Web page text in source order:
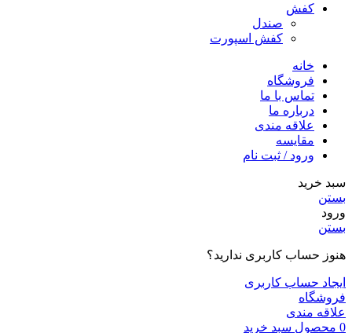
کفش
صندل
کفش اسپورت
خانه
فروشگاه
تماس با ما
درباره ما
علاقه مندی
مقایسه
ورود / ثبت نام
سبد خرید
بستن
ورود
بستن
هنوز حساب کاربری ندارید؟
ایجاد حساب کاربری
فروشگاه
علاقه مندی
0 محصول سبد خرید